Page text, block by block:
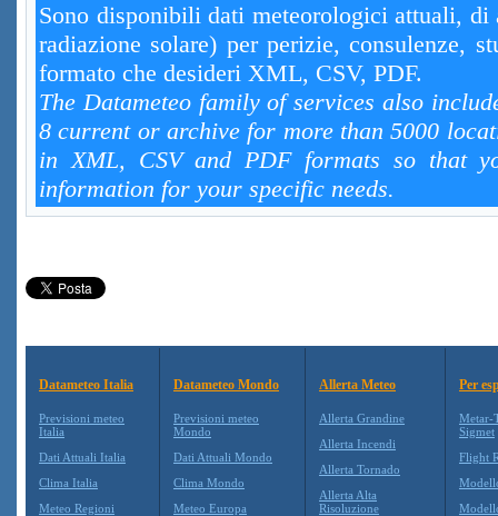
Sono disponibili dati meteorologici attuali,
radiazione solare) per perizie,
formato che desideri XML, CSV, PDF.
The Datameteo family of services also
8 current or archive for more than 5000
in XML, CSV and PDF formats so that
information for your specific needs.
Datameteo Italia
Previsioni meteo
Italia
Dati Attuali Italia
Clima Italia
Meteo Regioni
Datameteo Mondo
Previsioni meteo
Mondo
Dati Attuali Mondo
Clima Mondo
Meteo Europa
Allerta Meteo
Allerta Grandine
Allerta Incendi
Allerta Tornado
Allerta Alta
Risoluzione
Per
Metar-
Sigmet
Flight